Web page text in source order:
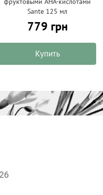
Sante 125 мл
779 грн
Купить